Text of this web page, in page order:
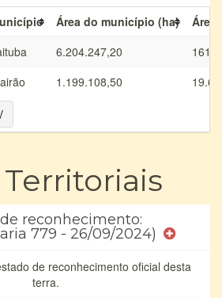
Área do município (ha)
Área
6.204.247,20
1.199.108,50
reconhecimento:
779 - 26/09/2024)
de reconhecimento oficial desta
terra.